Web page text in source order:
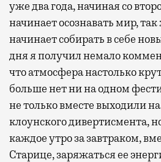
уже два года, начиная со
начинает осознавать мир,
начинает собирать в себе
дня я получил немало
что атмосфера настолько
больше нет ни на одном
не только вместе выходили
клоунского дивертисмента,
каждое утро за завтраком,
Старице, заряжаться ее